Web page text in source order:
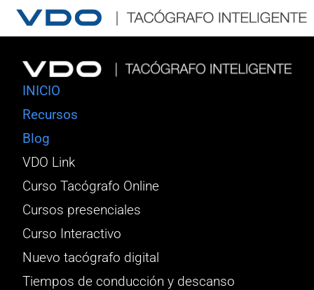
INICIO
Recursos
Blog
VDO Link
Curso Tacógrafo Online
Cursos presenciales
Curso Interactivo
Nuevo tacógrafo digital
Tiempos de conducción y descanso